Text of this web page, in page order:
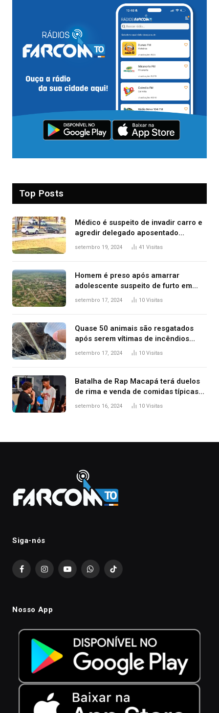
Top Posts
Médico é suspeito de invadir carro e
agredir delegado aposentado
durante confusão no trânsito
setembro 19, 2024 41 Visitas
Homem é preso após amarrar
adolescente suspeito de furto em
estaca de cerca e agredi-lo
setembro 17, 2024 10 Visitas
Quase 50 animais são resgatados
após serem vítimas de incêndios
florestais no Tocantins
setembro 17, 2024 10 Visitas
Batalha de Rap Macapá terá duelos
de rima e venda de comidas típicas
no Mercado Central
setembro 16, 2024 10 Visitas
Siga-nós
FacebookInstagramYouTubeWhatsAppTikTok
Nosso App